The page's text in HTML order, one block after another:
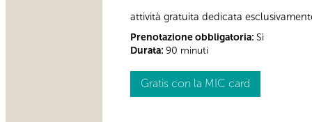
attività gratuita dedicata
Prenotazione obbligatoria: Sì
Durata: 90 minuti
Gratis con la MIC card